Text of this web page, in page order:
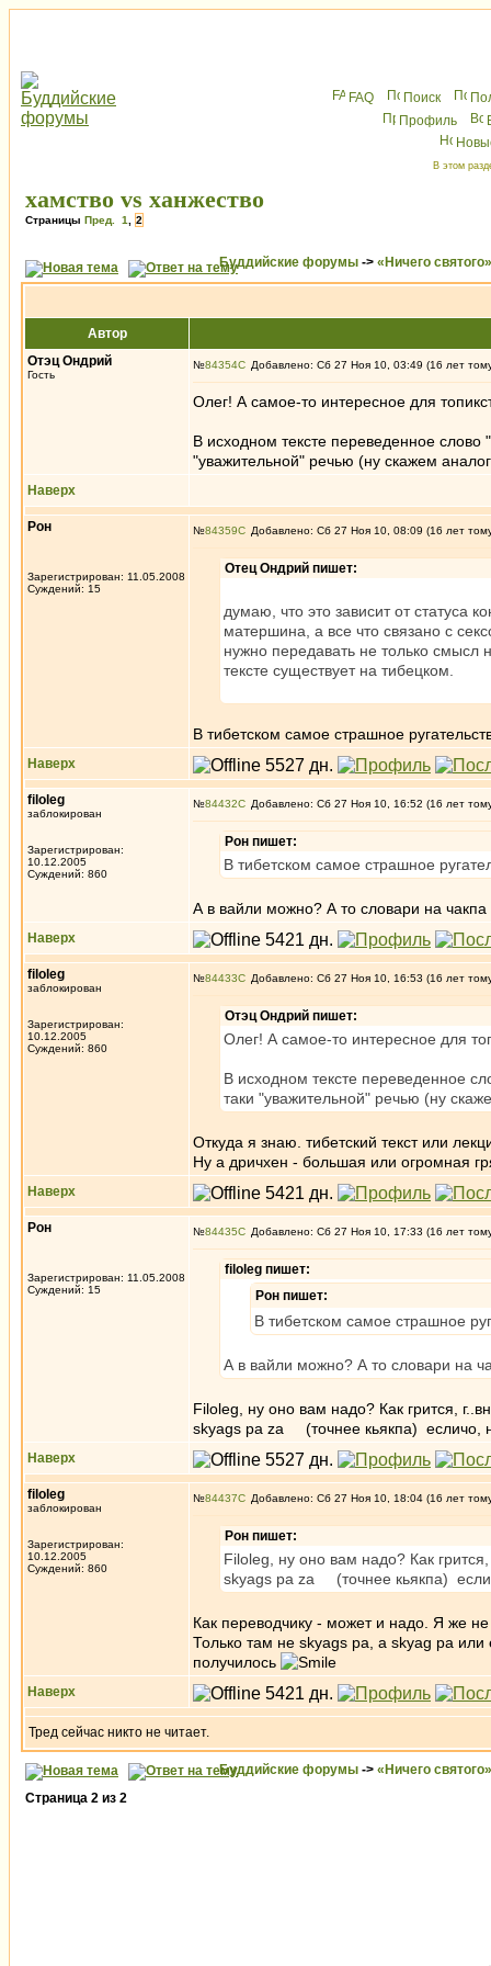
FAQ Поиск
Профиль
В этом
хамство vs ханжество
Страницы Пред. 1 2
Буддийские форумы -> «Ничего святого»
Автор
Отэц Ондрий
Гость
№84354 Добавлено: Сб 27 Ноя 10, 03:49 (16 лет
Олег! А самое-то интересное для
В исходном тексте переведенное слово
"уважительной" речью (ну скажем
Наверх
Рон
Зарегистрирован: 11.05.2008
Суждений: 15
№84359 Добавлено: Сб 27 Ноя 10, 08:09 (16 лет
Отец Ондрий пишет:
думаю, что это зависит от статуса
матершина, а все что связано с
нужно передавать не только смысл
тексте существует на тибецком.
В тибетском самое страшное
Наверх
filoleg
заблокирован
Зарегистрирован:
10.12.2005
Суждений: 860
№84432 Добавлено: Сб 27 Ноя 10, 16:52 (16 лет
Рон пишет:
В тибетском самое страшное
А в вайли можно? А то словари на
Наверх
filoleg
заблокирован
Зарегистрирован:
10.12.2005
Суждений: 860
№84433 Добавлено: Сб 27 Ноя 10, 16:53 (16 лет
Отэц Ондрий пишет:
Олег! А самое-то интересное для
В исходном тексте переведенное
таки "уважительной" речью (ну
Откуда я знаю. тибетский текст или
Ну а дричхен - большая или огромная
Наверх
Рон
Зарегистрирован: 11.05.2008
Суждений: 15
№84435 Добавлено: Сб 27 Ноя 10, 17:33 (16 лет
filoleg пишет:
Рон пишет:
В тибетском самое страшное
А в вайли можно? А то словари на
Filoleg, ну оно вам надо? Как грится,
skyags pa za (точнее кьякпа) есличо,
Наверх
filoleg
заблокирован
Зарегистрирован:
10.12.2005
Суждений: 860
№84437 Добавлено: Сб 27 Ноя 10, 18:04 (16 лет
Рон пишет:
Filoleg, ну оно вам надо? Как
skyags pa za (точнее кьякпа)
Как переводчику - может и надо. Я же
Только там не skyags pa, а skyag pa или
получилось
Наверх
Тред сейчас никто не читает.
Буддийские форумы -> «Ничего святого»
Страница 2 из 2